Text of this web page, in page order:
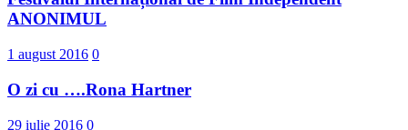
ANONIMUL
1 august 2016 0
O zi cu ….Rona Hartner
29 iulie 2016 0